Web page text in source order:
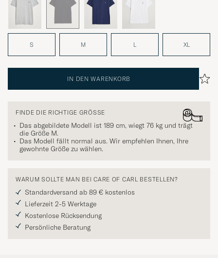
S M L XL
IN DEN WARENKORB
FINDE DIE RICHTIGE GRÖSSE
Das abgebildete Modell ist 189 cm, wiegt 76 kg und trägt
die Größe M.
Das Modell fällt normal aus. Wir empfehlen Ihnen, Ihre
gewohnte Größe zu wählen.
WARUM SOLLTE MAN BEI CARE OF CARL BESTELLEN?
Standardversand ab 89 € kostenlos
Lieferzeit 2-5 Werktage
Kostenlose Rücksendung
Persönliche Beratung